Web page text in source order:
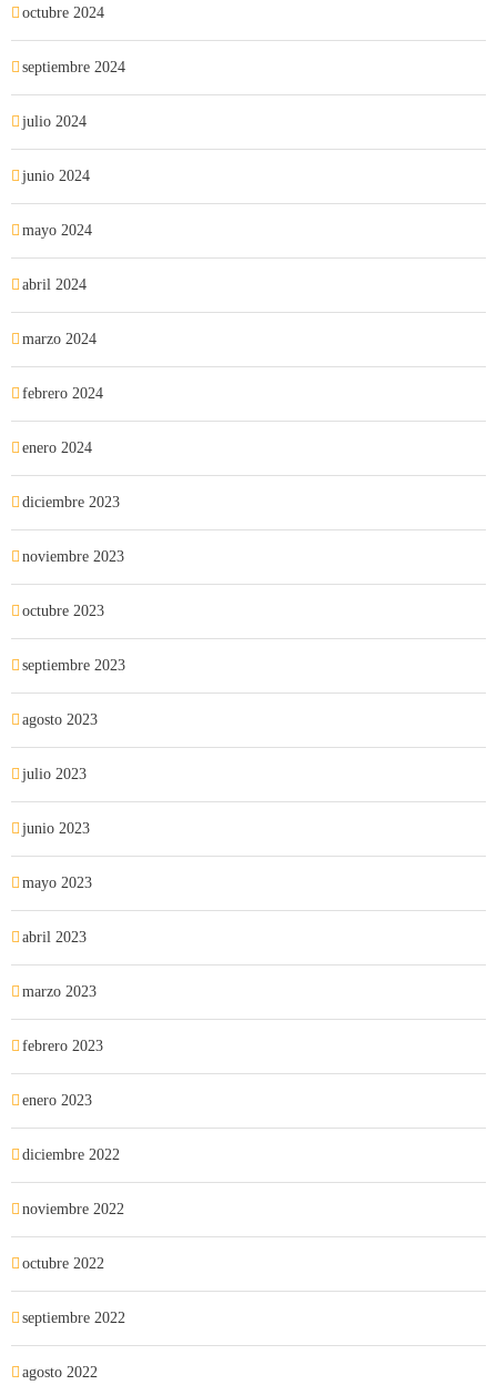
octubre 2024
septiembre 2024
julio 2024
junio 2024
mayo 2024
abril 2024
marzo 2024
febrero 2024
enero 2024
diciembre 2023
noviembre 2023
octubre 2023
septiembre 2023
agosto 2023
julio 2023
junio 2023
mayo 2023
abril 2023
marzo 2023
febrero 2023
enero 2023
diciembre 2022
noviembre 2022
octubre 2022
septiembre 2022
agosto 2022